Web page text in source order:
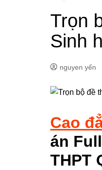
Trọn
Sinh
nguyen yến
Cao
án
THPT